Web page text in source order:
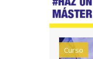
Curso